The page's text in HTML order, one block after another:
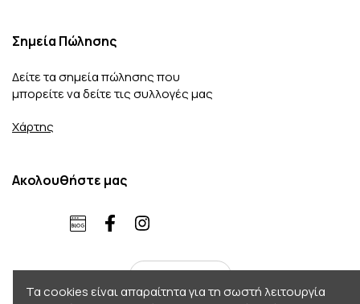
Σημεία Πώλησης
Δείτε τα σημεία πώλησης που
μπορείτε να δείτε τις συλλογές μας
Χάρτης
Ακολουθήστε μας
ελληνικά
Τα cookies είναι απαραίτητα για τη σωστή λειτουργία